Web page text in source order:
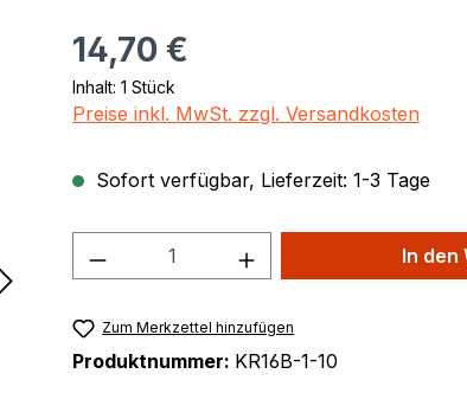
Regulärer Preis:
14,70 €
Inhalt: 1 Stück
Preise inkl. MwSt. zzgl. Versandkosten
Sofort verfügbar, Lieferzeit: 1-3 Tage
Produkt Anzahl: Gib denIn den
Zum Merkzettel hinzufügen
Produktnummer: KR16B-1-10